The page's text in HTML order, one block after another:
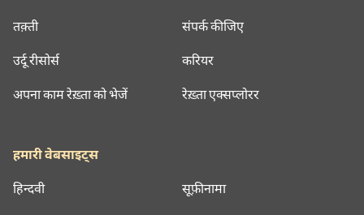
तक़्ती
उर्दू रीसोर्स
अपना काम रेख़्ता को भेजें
संपर्क कीजिए
करियर
रेख़्ता एक्सप्लोरर
हमारी वेबसाइट्स
हिन्दवी सूफ़ीनामा